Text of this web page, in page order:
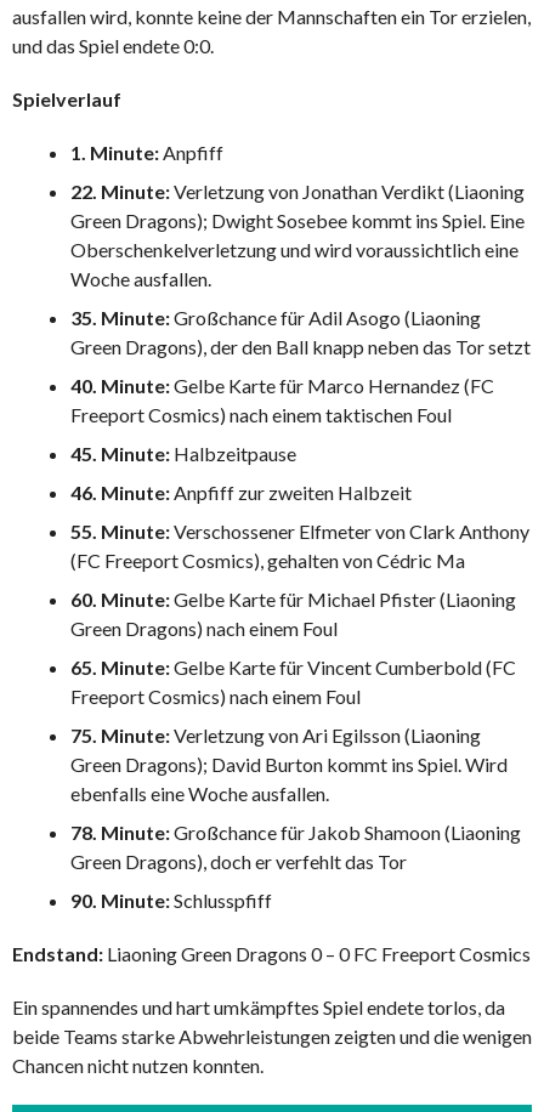
ausfallen wird, konnte keine der Mannschaften ein Tor erzielen,
und das Spiel endete 0:0.
Spielverlauf
1. Minute:Anpfiff
22. Minute:Verletzung von Jonathan Verdikt (Liaoning
Green Dragons); Dwight Sosebee kommt ins Spiel. Eine
Oberschenkelverletzung und wird voraussichtlich eine
Woche ausfallen.
35. Minute:Großchance für Adil Asogo (Liaoning
Green Dragons), der den Ball knapp neben das Tor setzt
40. Minute:Gelbe Karte für Marco Hernandez (FC
Freeport Cosmics) nach einem taktischen Foul
45. Minute: Halbzeitpause
46. Minute:Anpfiff zur zweiten Halbzeit
55. Minute:Verschossener Elfmeter von Clark Anthony
(FC Freeport Cosmics), gehalten von Cédric Ma
60. Minute:Gelbe Karte für Michael Pfister (Liaoning
Green Dragons) nach einem Foul
65. Minute:Gelbe Karte für Vincent Cumberbold (FC
Freeport Cosmics) nach einem Foul
75. Minute:Verletzung von Ari Egilsson (Liaoning
Green Dragons); David Burton kommt ins Spiel. Wird
ebenfalls eine Woche ausfallen.
78. Minute:Großchance für Jakob Shamoon (Liaoning
Green Dragons), doch er verfehlt das Tor
90. Minute:Schlusspfiff
Endstand: Liaoning Green Dragons 0 – 0 FC Freeport Cosmics
Ein spannendes und hart umkämpftes Spiel endete torlos, da
beide Teams starke Abwehrleistungen zeigten und die wenigen
Chancen nicht nutzen konnten.